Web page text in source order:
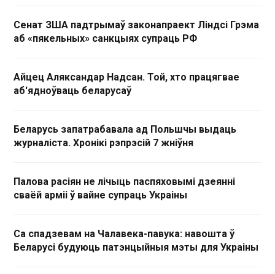
Сенат ЗША падтрымаў законапраект Ліндсі Грэма
аб «пякельных» санкцыях супраць РФ
Айцец Аляксандар Надсан. Той, хто працягвае
аб'ядноўваць беларусаў
Беларусь запатрабавала ад Польшчы выдаць
журналіста. Хронікі рэпрэсій 7 жніўня
Палова расіян не лічыць паспяховымі дзеянні
сваёй арміі ў вайне супраць Украіны
Са спадзевам на Чалавека-павука: навошта ў
Беларусі будуюць патэнцыйныя мэты для Украіны